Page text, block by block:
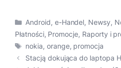
Kategorie
Android, e-Handel, Newsy,
Płatności, Promocje, Raporty i
Tagi
nokia, orange, promocja
Stacją dokująca do laptopa